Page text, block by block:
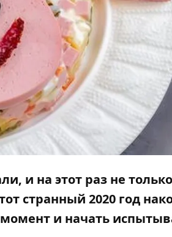
и на этот раз не
странный 2020 год
и начать